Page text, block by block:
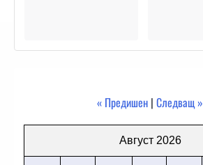
« Предишен |Следващ »
Август 2026